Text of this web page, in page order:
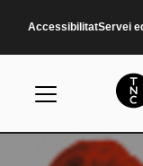
AccessibilitatServei